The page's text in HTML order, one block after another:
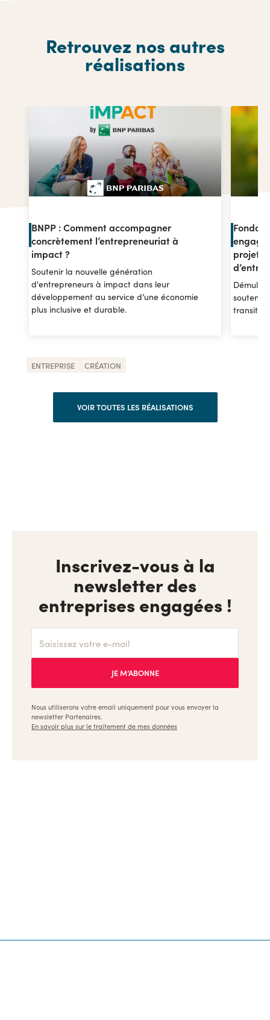
Retrouvez nos autres
réalisations
BNPP : Comment accompagner
concrètement l’entrepreneuriat à
impact ?
Soutenir la nouvelle génération
d'entrepreneurs à impact dans leur
développement au service d’une économie
plus inclusive et durable.
projet
soutenir
ENTREPRISE CRÉATION
VOIR TOUTES LES RÉALISATIONS
Inscrivez-vous à la
newsletter des
entreprises engagées !
Nous utiliserons votre email uniquement pour vous envoyer la
newsletter Partenaires.
En savoir plus sur le traitement de mes données